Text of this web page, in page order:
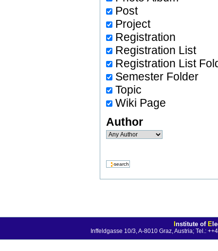
Post
Project
Registration
Registration List
Registration List
Semester Folder
Topic
Wiki Page
Author
Institute of E
Inffeldgasse 10/3, A-8010 Graz, Austria; Tel.: